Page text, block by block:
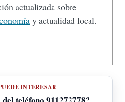
actualizada sobre
y actualidad local.
INTERESAR